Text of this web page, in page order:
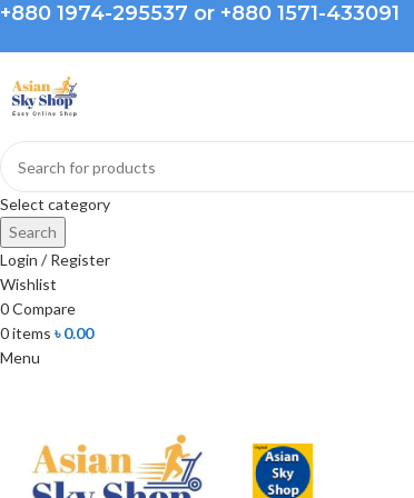
+880 1974-295537 or +880 1571-433091
Select category
Search
Login / Register
Wishlist
0Compare
0items ৳0.00
Menu